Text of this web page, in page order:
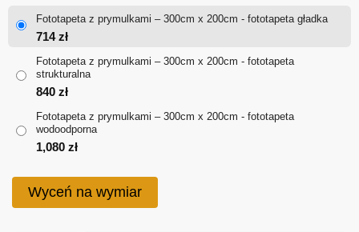
714 zł
1,080 zł
Fototapeta z prymulkami – 300cm x 200cm - fototapeta gładka
714zł
Fototapeta z prymulkami – 300cm x 200cm - fototapeta
strukturalna
840 zł
Fototapeta z prymulkami – 300cm x 200cm - fototapeta
wodoodporna
1,080 zł
Wyceń na wymiar